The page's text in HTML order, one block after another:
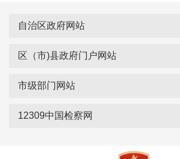
自治区政府网站
区（市)县政府门户网站
市级部门网站
12309中国检察网